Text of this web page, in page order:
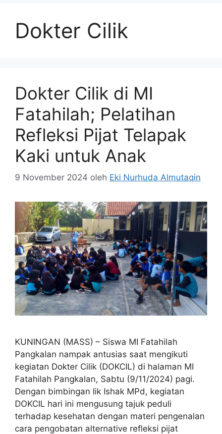
Dokter Cilik
Dokter Cilik di MI
Fatahilah; Pelatihan
Refleksi Pijat Telapak
Kaki untuk Anak
9 November 2024 oleh Eki Nurhuda Almutaqin
KUNINGAN (MASS) – Siswa MI Fatahilah
Pangkalan nampak antusias saat mengikuti
kegiatan Dokter Cilik (DOKCIL) di halaman MI
Fatahilah Pangkalan, Sabtu (9/11/2024) pagi.
Dengan bimbingan Iik Ishak MPd, kegiatan
DOKCIL hari ini mengusung tajuk peduli
terhadap kesehatan dengan materi pengenalan
cara pengobatan alternative refleksi pijat